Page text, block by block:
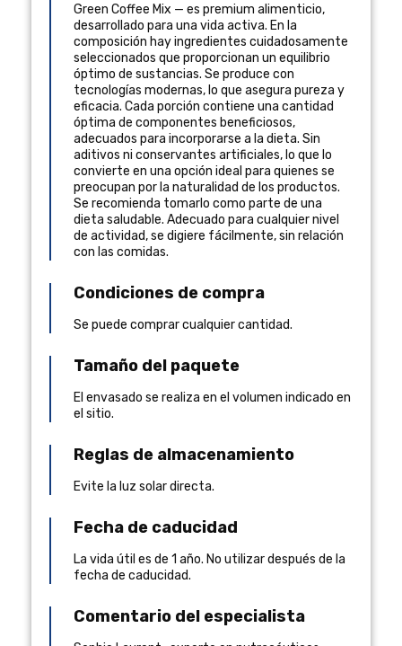
Green Coffee Mix — es premium alimenticio,
desarrollado para una vida activa. En la
composición hay ingredientes cuidadosamente
seleccionados que proporcionan un equilibrio
óptimo de sustancias. Se produce con
tecnologías modernas, lo que asegura pureza y
eficacia. Cada porción contiene una cantidad
óptima de componentes beneficiosos,
adecuados para incorporarse a la dieta. Sin
aditivos ni conservantes artificiales, lo que lo
convierte en una opción ideal para quienes se
preocupan por la naturalidad de los productos.
Se recomienda tomarlo como parte de una
dieta saludable. Adecuado para cualquier nivel
de actividad, se digiere fácilmente, sin relación
con las comidas.
Condiciones de compra
Se puede comprar cualquier cantidad.
Tamaño del paquete
El envasado se realiza en el volumen indicado en
el sitio.
Reglas de almacenamiento
Evite la luz solar directa.
Fecha de caducidad
La vida útil es de 1 año. No utilizar después de la
fecha de caducidad.
Comentario del especialista